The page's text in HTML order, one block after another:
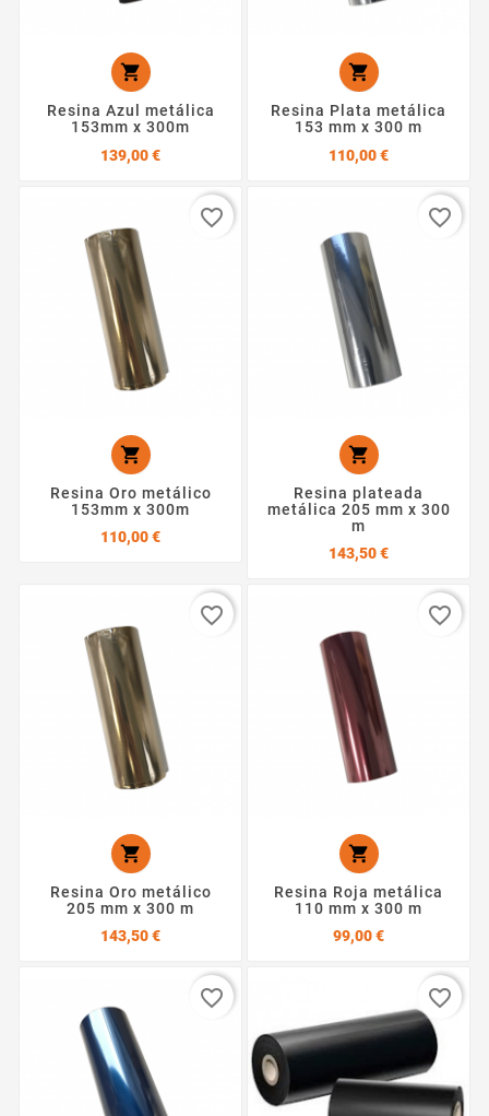

Resina Azul metálica
153mm x 300m
139,00 €Precio

Resina Plata metálica
153 mm x 300 m
110,00 €Precio

Resina Oro metálico
153mm x 300m
110,00 €Precio
favorite_border

Resina plateada
metálica 205 mm x 300
m
143,50 €Precio
favorite_border

Resina Oro metálico
205 mm x 300 m
143,50 €Precio
favorite_border

Resina Roja metálica
110 mm x 300 m
99,00 €Precio
favorite_border
favorite_border favorite_border